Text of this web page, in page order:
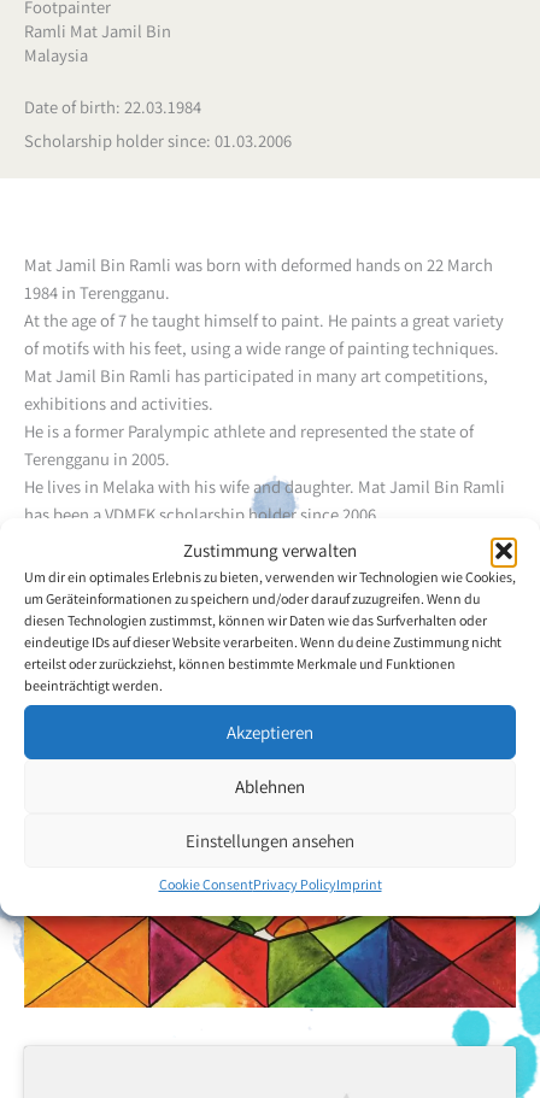
Zustimmung verwalten
Um dir ein optimales Erlebnis zu bieten, verwenden wir Technologien wie Cookies,
um Geräteinformationen zu speichern und/oder darauf zuzugreifen. Wenn du
diesen Technologien zustimmst, können wir Daten wie das Surfverhalten oder
eindeutige IDs auf dieser Website verarbeiten. Wenn du deine Zustimmung nicht
erteilst oder zurückziehst, können bestimmte Merkmale und Funktionen
beeinträchtigt werden.
Akzeptieren
Ablehnen
Einstellungen ansehen
Cookie ConsentPrivacy PolicyImprint
Footpainter
Ramli Mat Jamil Bin
Malaysia
Date of birth: 22.03.1984
Scholarship holder since: 01.03.2006
Mat Jamil Bin Ramli was born with deformed hands on 22 March
1984 in Terengganu.
At the age of 7 he taught himself to paint. He paints a great variety
of motifs with his feet, using a wide range of painting techniques.
Mat Jamil Bin Ramli has participated in many art competitions,
exhibitions and activities.
He is a former Paralympic athlete and represented the state of
Terengganu in 2005.
He lives in Melaka with his wife and daughter. Mat Jamil Bin Ramli
has been a VDMFK scholarship holder since 2006.
Back to the artists overview